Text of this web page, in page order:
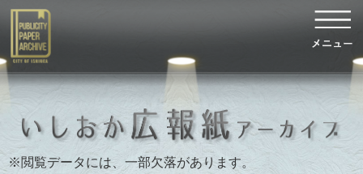
※閲覧データには、一部欠落があります。